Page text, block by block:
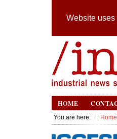
Website uses
HOME
You are here: Home